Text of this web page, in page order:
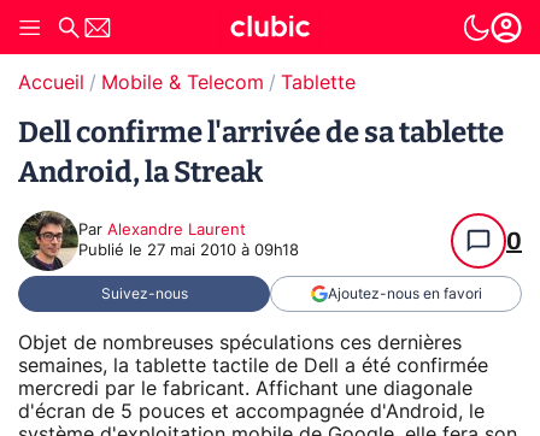
Accueil Mobile & Telecom Tablette
Dell confirme l'arrivée de sa tablette
Android, la Streak
Par Alexandre Laurent
Publié le 27 mai 2010 à 09h18 0
Suivez-nous Ajoutez-nous en favori
Objet de nombreuses spéculations ces dernières
semaines, la tablette tactile de Dell a été confirmée
mercredi par le fabricant. Affichant une diagonale
d'écran de 5 pouces et accompagnée d'Android, le